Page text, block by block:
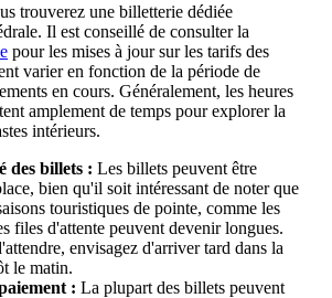
trouverez une billetterie dédiée
Il est conseillé de consulter la
pour les mises à jour sur les tarifs des
varier en fonction de la période de
en cours. Généralement, les heures
amplement de temps pour explorer la
intérieurs.
des billets : Les billets peuvent être
bien qu'il soit intéressant de noter que
touristiques de pointe, comme les
files d'attente peuvent devenir longues.
envisagez d'arriver tard dans la
le matin.
: La plupart des billets peuvent